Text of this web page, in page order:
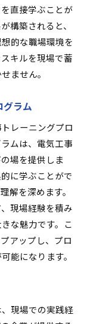
直接学ぶことが
構築されると、
的な職場環境を
キルを現場で蓄
ません。
グラム
レーニングプロ
ムは、電気工事
場を提供しま
に学ぶことがで
解を深めます。
現場経験を積み
な魅力です。こ
アップし、プロ
能になります。
現場での実践経